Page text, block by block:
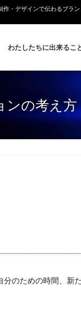
・デザインで伝わるブラ
わたしたちに出来るこ
ンの考え方
のための時間、新